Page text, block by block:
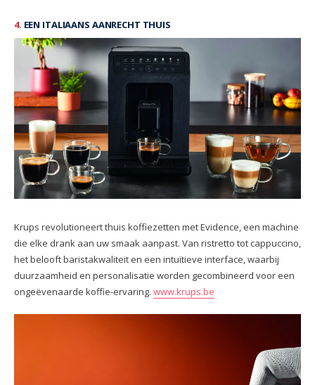
4. EEN ITALIAANS AANRECHT THUIS
Krups revolutioneert thuis koffiezetten met Evidence, een machine
die elke drank aan uw smaak aanpast. Van ristretto tot cappuccino,
het belooft baristakwaliteit en een intuïtieve interface, waarbij
duurzaamheid en personalisatie worden gecombineerd voor een
ongeëvenaarde koffie-ervaring. www.krups.be